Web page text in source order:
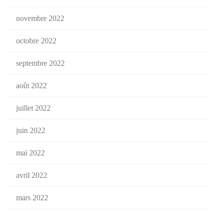
novembre 2022
octobre 2022
septembre 2022
août 2022
juillet 2022
juin 2022
mai 2022
avril 2022
mars 2022